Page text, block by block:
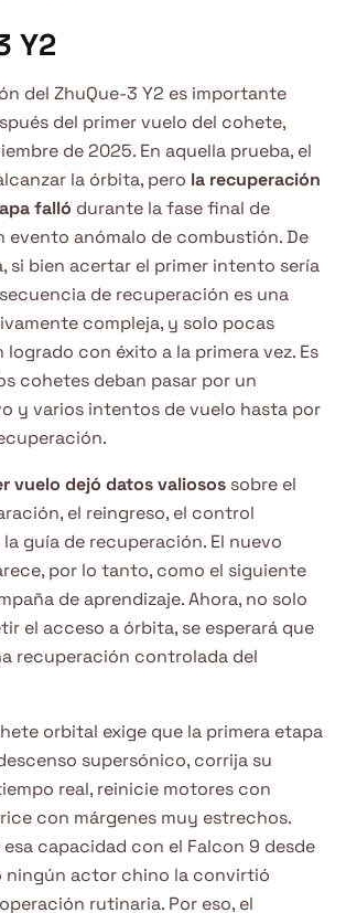
Y2
del ZhuQue-3 Y2 es importante
del primer vuelo del cohete,
de 2025. En aquella prueba, el
la órbita, pero la recuperación
falló durante la fase final de
evento anómalo de combustión. De
si bien acertar el primer intento sería
de recuperación es una
compleja, y solo pocas
logrado con éxito a la primera vez. Es
cohetes deban pasar por un
y varios intentos de vuelo hasta por
vuelo dejó datos valiosos sobre el
el reingreso, el control
guía de recuperación. El nuevo
por lo tanto, como el siguiente
de aprendizaje. Ahora, no solo
el acceso a órbita, se esperará que
recuperación controlada del
orbital exige que la primera etapa
supersónico, corrija su
real, reinicie motores con
con márgenes muy estrechos.
capacidad con el Falcon 9 desde
ningún actor chino la convirtió
rutinaria. Por eso, el